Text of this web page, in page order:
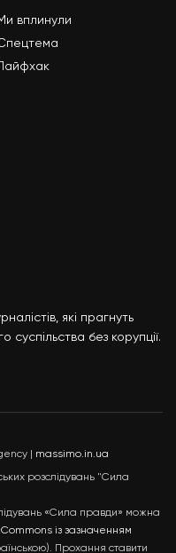
вплинули
які прагнуть
без корупції.
| massimo.in.ua
розслідувань "Сила
«Сила правди» можна
із зазначенням
Прохання ставити